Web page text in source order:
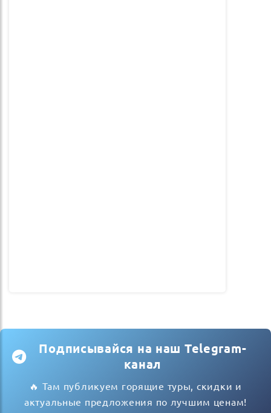
Подписывайся на наш Telegram-
канал
🔥 Там публикуем горящие туры, скидки и
актуальные предложения по лучшим ценам!